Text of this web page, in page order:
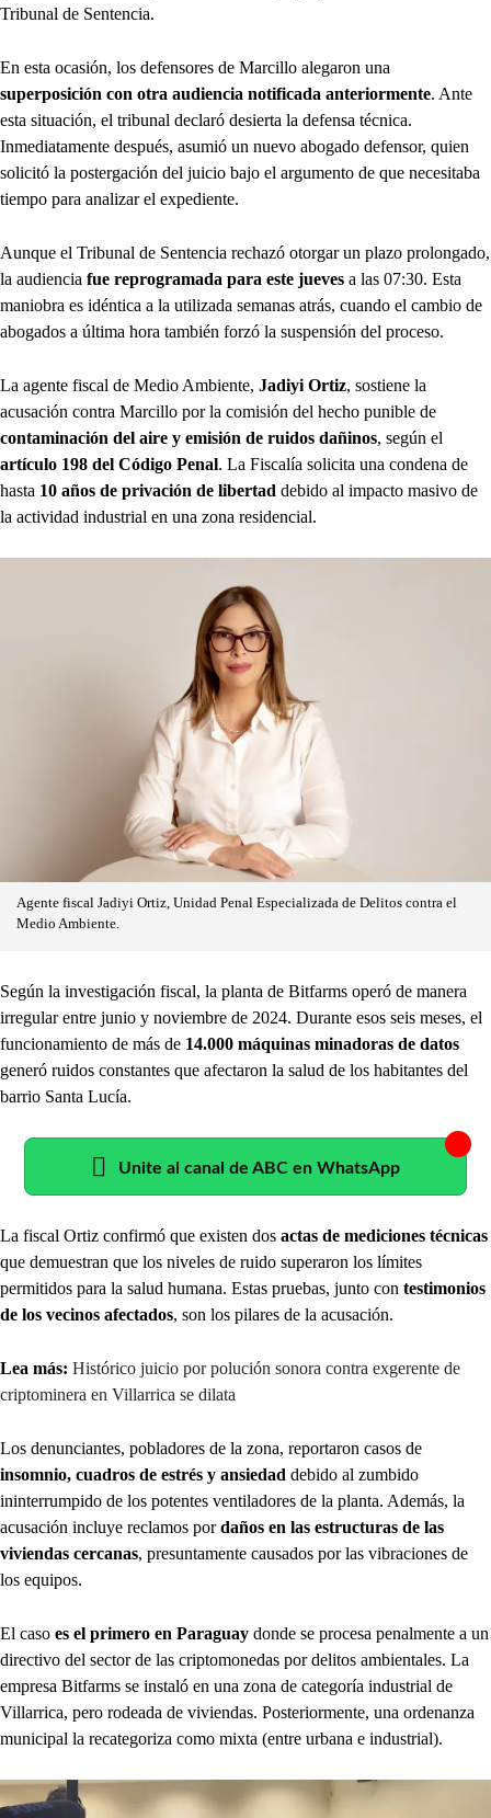
Tribunal de Sentencia.
En esta ocasión, los defensores de Marcillo alegaron una
superposición con otra audiencia notificada anteriormente. Ante
esta situación, el tribunal declaró desierta la defensa técnica.
Inmediatamente después, asumió un nuevo abogado defensor, quien
solicitó la postergación del juicio bajo el argumento de que necesitaba
tiempo para analizar el expediente.
Aunque el Tribunal de Sentencia rechazó otorgar un plazo prolongado,
la audiencia fue reprogramada para este jueves a las 07:30. Esta
maniobra es idéntica a la utilizada semanas atrás, cuando el cambio de
abogados a última hora también forzó la suspensión del proceso.
La agente fiscal de Medio Ambiente, Jadiyi Ortiz, sostiene la
acusación contra Marcillo por la comisión del hecho punible de
contaminación del aire y emisión de ruidos dañinos, según el
artículo 198 del Código Penal. La Fiscalía solicita una condena de
hasta 10 años de privación de libertad debido al impacto masivo de
la actividad industrial en una zona residencial.
Agente fiscal Jadiyi Ortiz, Unidad Penal Especializada de Delitos contra el
Medio Ambiente.
Según la investigación fiscal, la planta de Bitfarms operó de manera
irregular entre junio y noviembre de 2024. Durante esos seis meses, el
funcionamiento de más de 14.000 máquinas minadoras de datos
generó ruidos constantes que afectaron la salud de los habitantes del
barrio Santa Lucía.
Unite al canal de ABC en WhatsApp
La fiscal Ortiz confirmó que existen dos actas de mediciones técnicas
que demuestran que los niveles de ruido superaron los límites
permitidos para la salud humana. Estas pruebas, junto con testimonios
de los vecinos afectados, son los pilares de la acusación.
Lea más: Histórico juicio por polución sonora contra exgerente de
criptominera en Villarrica se dilata
Los denunciantes, pobladores de la zona, reportaron casos de
insomnio, cuadros de estrés y ansiedad debido al zumbido
ininterrumpido de los potentes ventiladores de la planta. Además, la
acusación incluye reclamos pordaños en las estructuras de las
viviendas cercanas, presuntamente causados por las vibraciones de
los equipos.
El caso es el primero en Paraguay donde se procesa penalmente a un
directivo del sector de las criptomonedas por delitos ambientales. La
empresa Bitfarms se instaló en una zona de categoría industrial de
Villarrica, pero rodeada de viviendas. Posteriormente, una ordenanza
municipal la recategoriza como mixta (entre urbana e industrial).